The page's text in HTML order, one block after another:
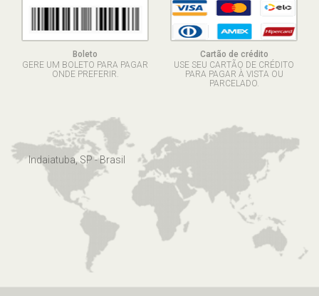
Boleto
GERE UM BOLETO PARA PAGAR
ONDE PREFERIR.
Cartão de crédito
USE SEU CARTÃO DE CRÉDITO
PARA PAGAR À VISTA OU
PARCELADO.
Indaiatuba, SP - Brasil